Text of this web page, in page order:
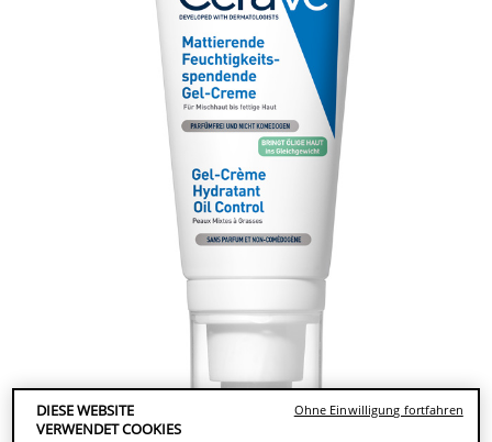
DIESE WEBSITE
VERWENDET COOKIES
Ohne Einwilligung fortfahren